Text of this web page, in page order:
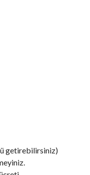
getirebilirsiniz)